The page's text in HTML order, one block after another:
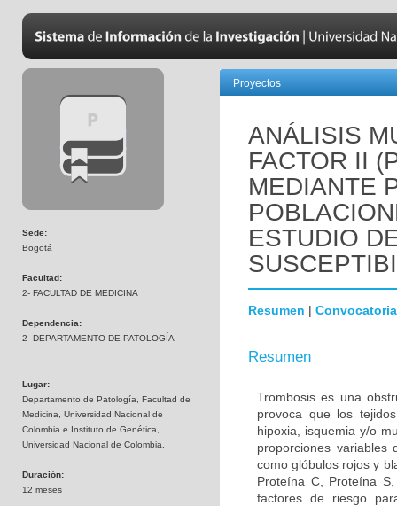
Sede:
Bogotá
Facultad:
2- FACULTAD DE MEDICINA
Dependencia:
2- DEPARTAMENTO DE PATOLOGÍA
Lugar:
Departamento de Patología, Facultad de
Medicina, Universidad Nacional de
Colombia e Instituto de Genética,
Universidad Nacional de Colombia.
Duración:
12 meses
Proyectos
ANÁLISIS
FACTOR II
MEDIANTE
ESTUDIO
Resumen | Convocatoria
Resumen
Trombosis es una
provoca que los
hipoxia, isquemia y/o
proporciones variables
como glóbulos rojos y
Proteína C, Proteína
factores de riesgo